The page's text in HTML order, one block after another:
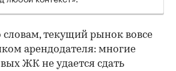
словам, текущий рынок вовсе
арендодателя: многие
ЖК не удается сдать